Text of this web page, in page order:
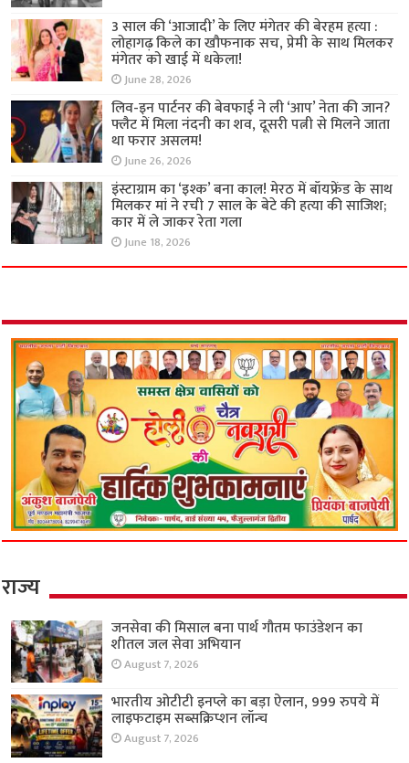
3 साल की ‘आजादी’ के लिए मंगेतर की बेरहम हत्या :
लोहागढ़ किले का खौफनाक सच, प्रेमी के साथ मिलकर
मंगेतर को खाई में धकेला!
June 28, 2026
लिव-इन पार्टनर की बेवफाई ने ली ‘आप’ नेता की जान?
फ्लैट में मिला नंदनी का शव, दूसरी पत्नी से मिलने जाता
था फरार असलम!
June 26, 2026
इंस्टाग्राम का ‘इश्क’ बना काल! मेरठ में बॉयफ्रेंड के साथ
मिलकर मां ने रची 7 साल के बेटे की हत्या की साजिश;
कार में ले जाकर रेता गला
June 18, 2026
राज्य
जनसेवा की मिसाल बना पार्थ गौतम फाउंडेशन का
शीतल जल सेवा अभियान
August 7, 2026
भारतीय ओटीटी इनप्ले का बड़ा ऐलान, 999 रुपये में
लाइफटाइम सब्सक्रिप्शन लॉन्च
August 7, 2026